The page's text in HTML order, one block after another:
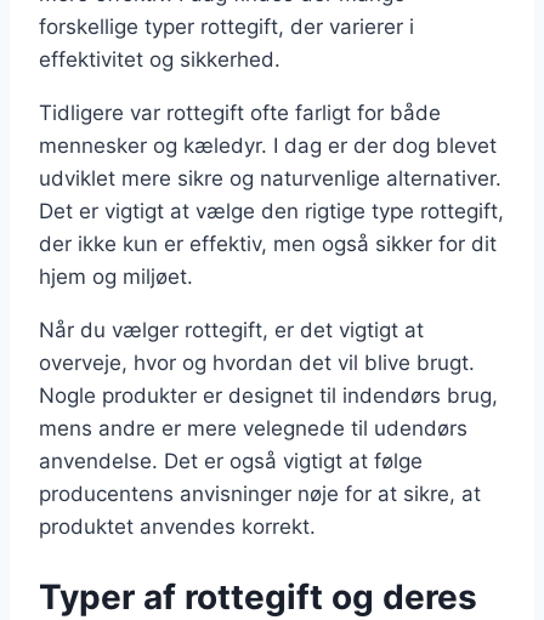
forskellige typer rottegift, der varierer i
effektivitet og sikkerhed.
Tidligere var rottegift ofte farligt for både
mennesker og kæledyr. I dag er der dog blevet
udviklet mere sikre og naturvenlige alternativer.
Det er vigtigt at vælge den rigtige type rottegift,
der ikke kun er effektiv, men også sikker for dit
hjem og miljøet.
Når du vælger rottegift, er det vigtigt at
overveje, hvor og hvordan det vil blive brugt.
Nogle produkter er designet til indendørs brug,
mens andre er mere velegnede til udendørs
anvendelse. Det er også vigtigt at følge
producentens anvisninger nøje for at sikre, at
produktet anvendes korrekt.
Typer af rottegift og deres